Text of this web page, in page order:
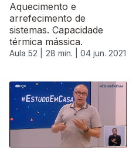
Aquecimento e
arrefecimento de
sistemas. Capacidade
térmica mássica.
Aula 52 | 28 min. | 04 jun. 2021